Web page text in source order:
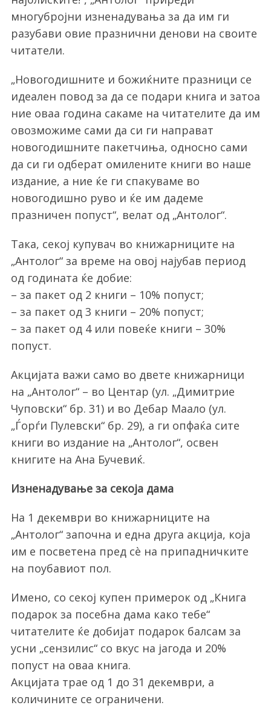
многубројни изненадувања за да им ги
разубави овие празнични денови на своите
читатели.
„Новогодишните и божиќните празници се
идеален повод за да се подари книга и затоа
ние оваа година сакаме на читателите да им
овозможиме сами да си ги направат
новогодишните пакетчиња, односно сами
да си ги одберат омилените книги во наше
издание, а ние ќе ги спакуваме во
новогодишно руво и ќе им дадеме
празничен попуст“, велат од „Антолог“.
Така, секој купувач во книжарниците на
„Антолог“ за време на овој најубав период
од годината ќе добие:
– за пакет од 2 книги – 10% попуст;
– за пакет од 3 книги – 20% попуст;
– за пакет од 4 или повеќе книги – 30%
попуст.
Акцијата важи само во двете книжарници
на „Антолог“ – во Центар (ул. „Димитрие
Чуповски“ бр. 31) и во Дебар Маало (ул.
„Ѓорѓи Пулевски“ бр. 29), а ги опфаќа сите
книги во издание на „Антолог“, освен
книгите на Ана Бучевиќ.
Изненадување за секоја дама
На 1 декември во книжарниците на
„Антолог“ започна и една друга акција, која
им е посветена пред сè на припадничките
на поубавиот пол.
Имено, со секој купен примерок од „Книга
подарок за посебна дама како тебе“
читателите ќе добијат подарок балсам за
усни „сензилис“ со вкус на јагода и 20%
попуст на оваа книга.
Акцијата трае од 1 до 31 декември, а
количините се ограничени.
S
a
r